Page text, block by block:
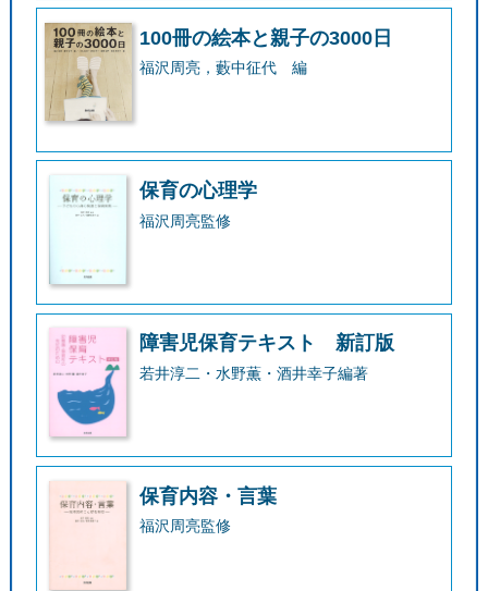
100冊の絵本と親子の3000日
福沢周亮，藪中征代 編
保育の心理学
福沢周亮監修
障害児保育テキスト 新訂版
若井淳二・水野薫・酒井幸子編著
保育内容・言葉
福沢周亮監修